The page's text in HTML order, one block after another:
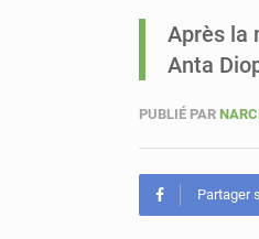
Après la
Anta
PUBLIÉ PAR
Partager